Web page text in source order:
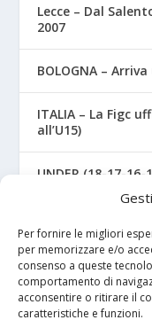
Per fornire le migliori
per memorizzare e/o
consenso a queste
comportamento di
acconsentire o ritirare il
caratteristiche e funzioni.
Lecce – Dal
2007
BOLOGNA –
ITALIA – La Figc
all’U15)
UNDER (18-17-
NAPOLI – Tre ex
per gli azzurri